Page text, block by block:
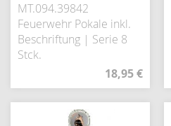
MT.094.39842
Feuerwehr Pokale inkl.
Beschriftung | Serie 8
Stck.
18,95 €